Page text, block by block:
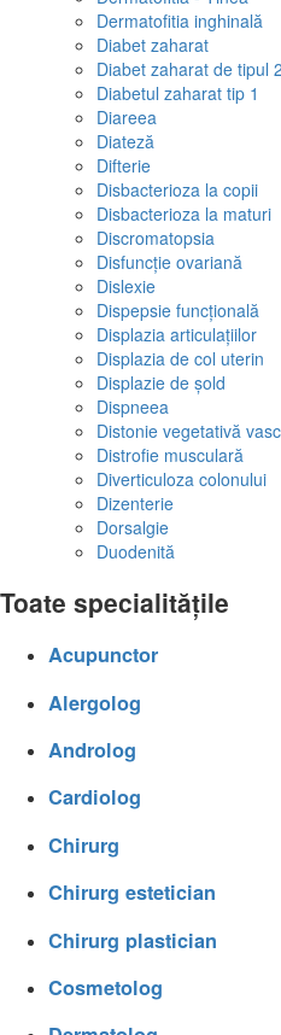
Dermatofitia inghinală
Diabet zaharat
Diabet zaharat de tipul 2
Diabetul zaharat tip 1
Diareea
Diateză
Difterie
Disbacterioza la copii
Disbacterioza la maturi
Discromatopsia
Disfuncție ovariană
Dislexie
Dispepsie funcțională
Displazia articulațiilor
Displazia de col uterin
Displazie de șold
Dispneea
Distonie vegetativă
Distrofie musculară
Diverticuloza colonului
Dizenterie
Dorsalgie
Duodenită
Toate specialitățile
Acupunctor
Alergolog
Androlog
Cardiolog
Chirurg
Chirurg estetician
Chirurg plastician
Cosmetolog